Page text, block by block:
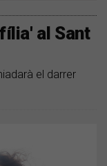
al Sant
el darrer